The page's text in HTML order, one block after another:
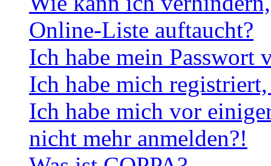
Online-Liste auftaucht?
Ich habe mein Passwort
Ich habe mich
Ich habe mich vor
nicht mehr anmelden?!